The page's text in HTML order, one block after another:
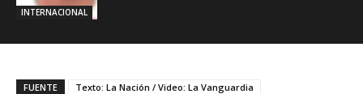
INTERNACIONAL
FUENTE
Texto: La Nación / Video: La Vanguardia